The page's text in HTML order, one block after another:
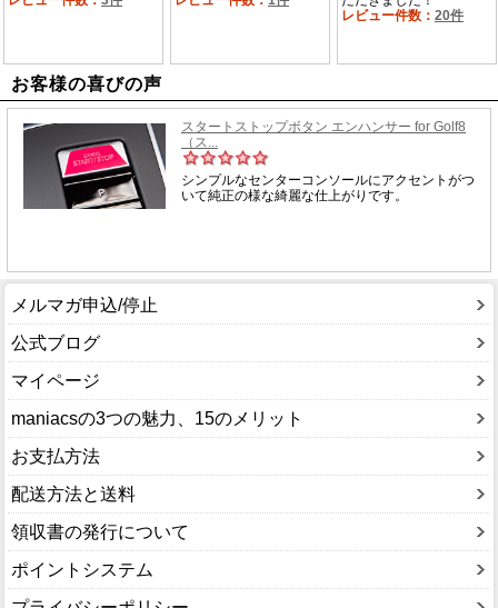
お客様の喜びの声
メルマガ申込/停止
公式ブログ
マイページ
maniacsの3つの魅力、15のメリット
お支払方法
配送方法と送料
領収書の発行について
ポイントシステム